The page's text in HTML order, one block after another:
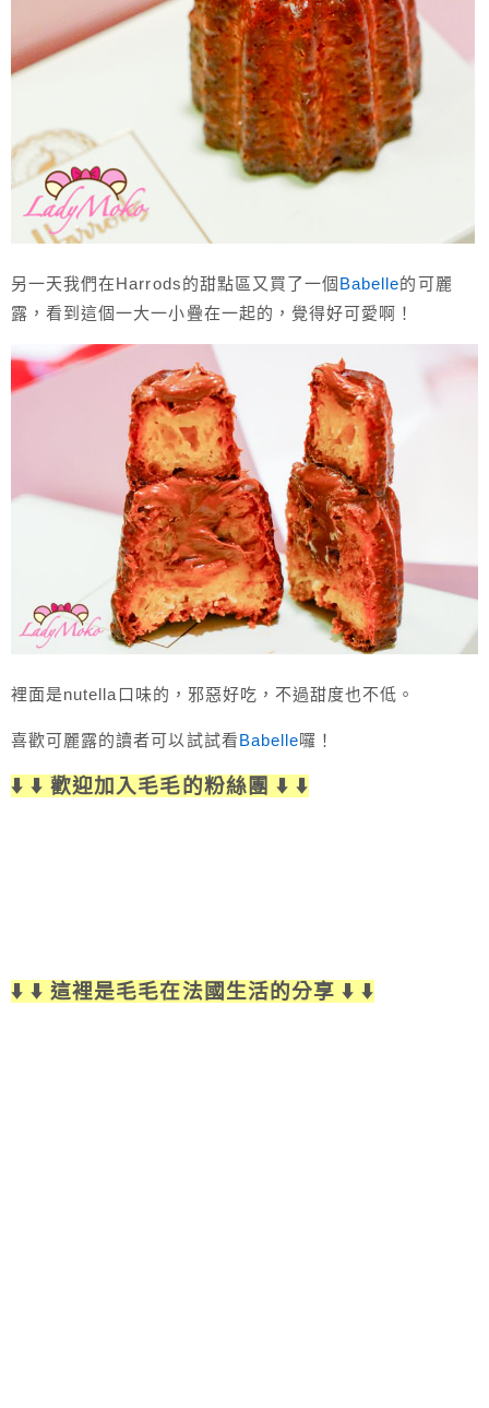
另一天我們在Harrods的甜點區又買了一個 Babelle的可麗
露，看到這個一大一小疊在一起的，覺得好可愛啊！
裡面是nutella口味的，邪惡好吃，不過甜度也不低。
喜歡可麗露的讀者可以試試看Babelle囉！
⬇️ ⬇️ 歡迎加入毛毛的粉絲團 ⬇️ ⬇️
⬇️ ⬇️ 這裡是毛毛在法國生活的分享 ⬇️ ⬇️